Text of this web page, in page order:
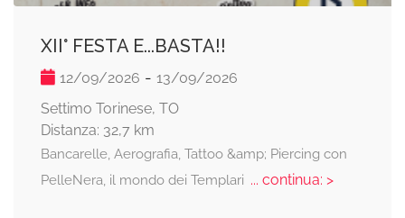
XII° FESTA E...BASTA!!
12/09/2026 - 13/09/2026
Settimo Torinese, TO
Distanza: 32,7 km
Bancarelle, Aerografia, Tattoo &amp; Piercing con
PelleNera, il mondo dei Templari ... continua: >